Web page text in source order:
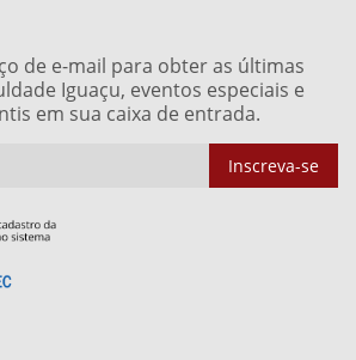
de e-mail para obter as últimas
Iguaçu, eventos especiais e
em sua caixa de entrada.
Inscreva-se